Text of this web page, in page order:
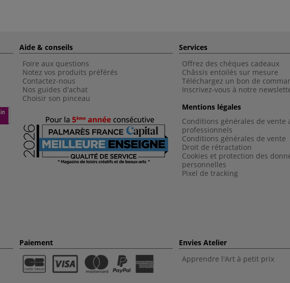
Aide & conseils
Foire aux questions
Notez vos produits préférés
Contactez-nous
Nos guides d'achat
Choisir son pinceau
Services
Offrez des chèques cadeaux
Châssis entoilés sur mesure
Téléchargez un bon de
Inscrivez-vous à notre
Mentions légales
Conditions générales de vente
professionnels
Conditions générales de vente
Droit de rétractation
Cookies et protection des
personnelles
Pixel de tracking
Paiement
Envies Atelier
Apprendre l'Art à petit prix